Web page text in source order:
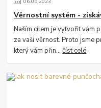
Věrnostní systém -
Naším cílem je vytvořit vám
za vaši věrnost. Proto jsme
který vám přin...číst celé